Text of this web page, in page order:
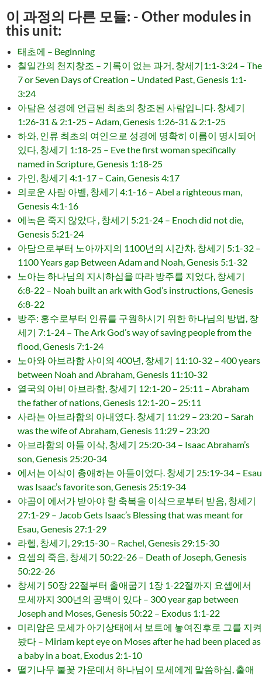
이 과정의 다른 모듈: - Other modules in
this unit:
태초에 – Beginning
칠일간의 천지창조 – 기록이 없는 과거, 창세기1:1-3:24 – The
7 or Seven Days of Creation – Undated Past, Genesis 1:1-
3:24
아담은 성경에 언급된 최초의 창조된 사람입니다. 창세기
1:26-31 & 2:1-25 – Adam, Genesis 1:26-31 & 2:1-25
하와, 인류 최초의 여인으로 성경에 명확히 이름이 명시되어
있다, 창세기 1:18-25 – Eve the first woman specifically
named in Scripture, Genesis 1:18-25
가인, 창세기 4:1-17 – Cain, Genesis 4:17
의로운 사람 아벨, 창세기 4:1-16 – Abel a righteous man,
Genesis 4:1-16
에녹은 죽지 않았다 , 창세기 5:21-24 – Enoch did not die,
Genesis 5:21-24
아담으로부터 노아까지의 1100년의 시간차. 창세기 5:1-32 –
1100 Years gap Between Adam and Noah, Genesis 5:1-32
노아는 하나님의 지시하심을 따라 방주를 지었다, 창세기
6:8-22 – Noah built an ark with God’s instructions, Genesis
6:8-22
방주: 홍수로부터 인류를 구원하시기 위한 하나님의 방법, 창
세기 7:1-24 – The Ark God’s way of saving people from the
flood, Genesis 7:1-24
노아와 아브라함 사이의 400년, 창세기 11:10-32 – 400 years
between Noah and Abraham, Genesis 11:10-32
열국의 아비 아브라함, 창세기 12:1-20 – 25:11 – Abraham
the father of nations, Genesis 12:1-20 – 25:11
사라는 아브라함의 아내였다. 창세기 11:29 – 23:20 – Sarah
was the wife of Abraham, Genesis 11:29 – 23:20
아브라함의 아들 이삭, 창세기 25:20-34 – Isaac Abraham’s
son, Genesis 25:20-34
에서는 이삭이 총애하는 아들이었다. 창세기 25:19-34 – Esau
was Isaac’s favorite son, Genesis 25:19-34
야곱이 에서가 받아야 할 축복을 이삭으로부터 받음, 창세기
27:1-29 – Jacob Gets Isaac’s Blessing that was meant for
Esau, Genesis 27:1-29
라헬, 창세기, 29:15-30 – Rachel, Genesis 29:15-30
요셉의 죽음, 창세기 50:22-26 – Death of Joseph, Genesis
50:22-26
창세기 50장 22절부터 출애굽기 1장 1-22절까지 요셉에서
모세까지 300년의 공백이 있다 – 300 year gap between
Joseph and Moses, Genesis 50:22 – Exodus 1:1-22
미리암은 모세가 아기상태에서 보트에 놓여진후로 그를 지켜
봤다 – Miriam kept eye on Moses after he had been placed as
a baby in a boat, Exodus 2:1-10
떨기나무 불꽃 가운데서 하나님이 모세에게 말씀하심, 출애